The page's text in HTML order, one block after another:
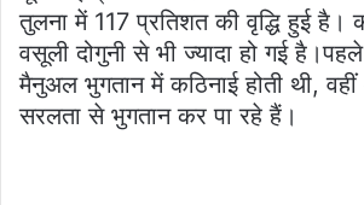
तुलना में 117 प्रतिशत की वृद्धि हुई है।
वसूली दोगुनी से भी ज्यादा हो गई
मैनुअल भुगतान में कठिनाई होती थी,
सरलता से भुगतान कर पा रहे हैं।